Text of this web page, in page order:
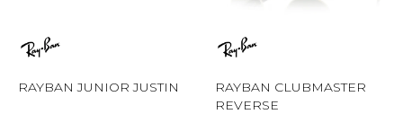
RAYBAN JUNIOR JUSTIN
RAYBAN CLUBMASTER
REVERSE